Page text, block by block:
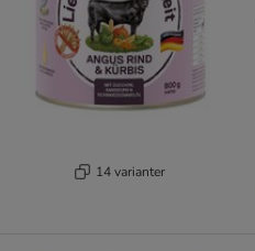
14 varianter